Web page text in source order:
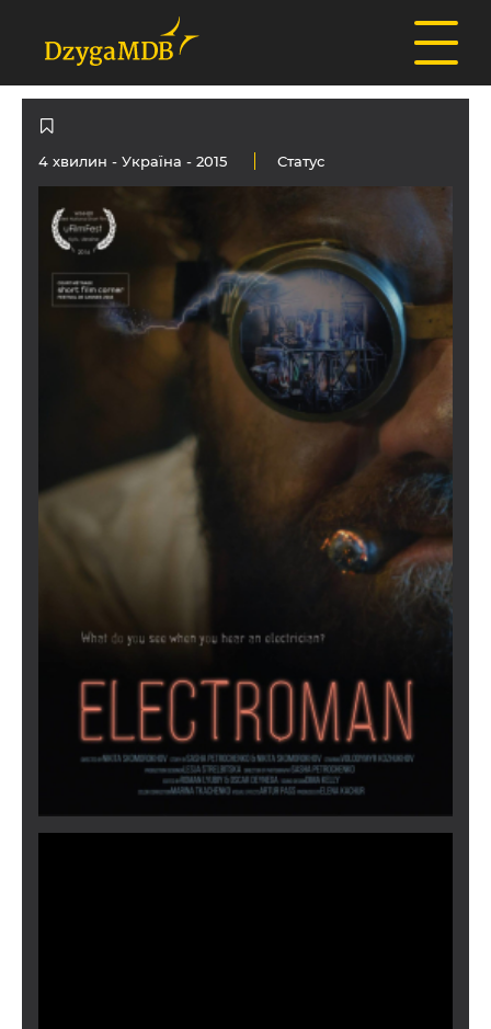
4 хвилин - Україна - 2015 Статус